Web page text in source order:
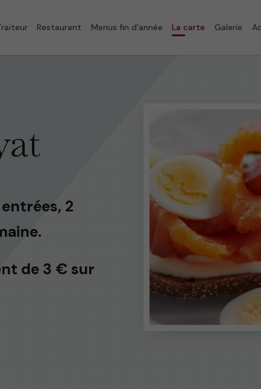
Restaurant Menus fin d'année La carte Galerie
2
de 3 € sur